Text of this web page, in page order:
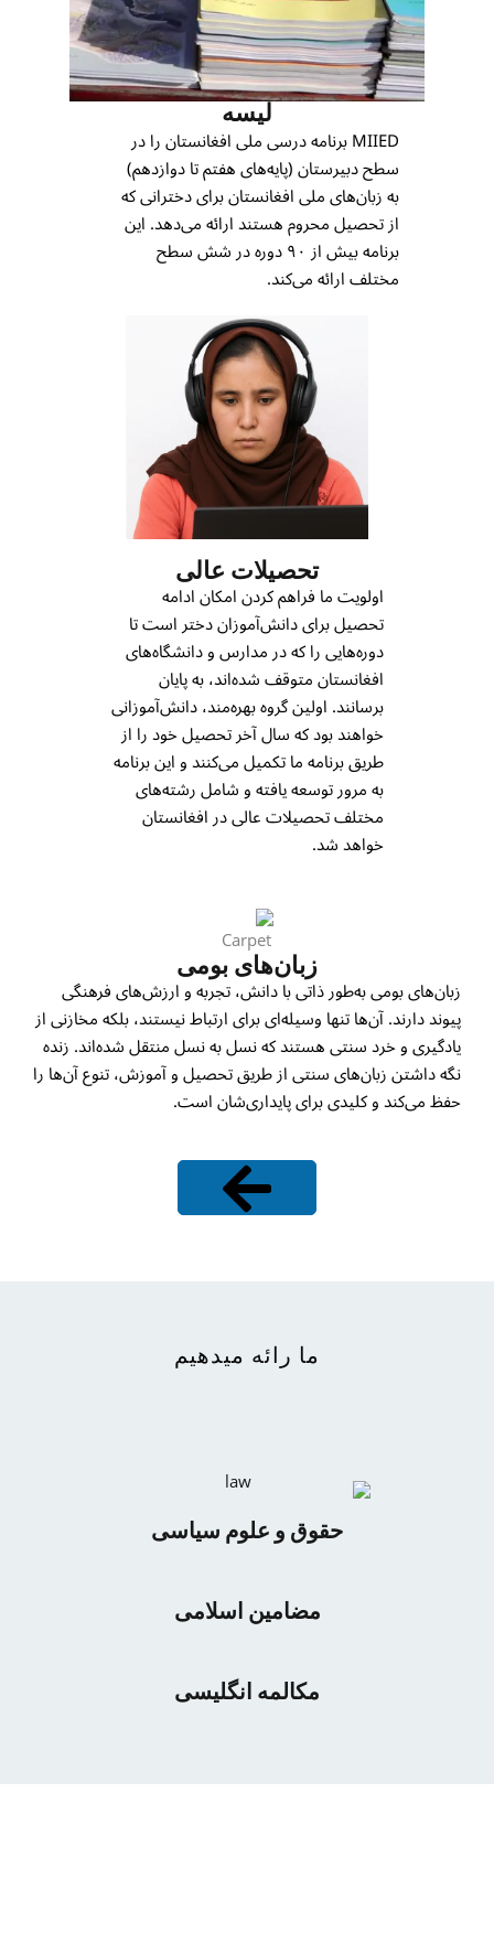
لیسه
MIIED برنامه درسی ملی افغانستان را در
سطح دبیرستان (پایه‌های هفتم تا دوازدهم)
به زبان‌های ملی افغانستان برای دخترانی که
از تحصیل محروم هستند ارائه می‌دهد. این
برنامه بیش از ۹۰ دوره در شش سطح
مختلف ارائه می‌کند.
تحصیلات عالی
اولویت ما فراهم کردن امکان ادامه
تحصیل برای دانش‌آموزان دختر است تا
دوره‌هایی را که در مدارس و دانشگاه‌های
افغانستان متوقف شده‌اند، به پایان
برسانند. اولین گروه بهره‌مند، دانش‌آموزانی
خواهند بود که سال آخر تحصیل خود را از
طریق برنامه ما تکمیل می‌کنند و این برنامه
به مرور توسعه یافته و شامل رشته‌های
مختلف تحصیلات عالی در افغانستان
خواهد شد.
زبان‌های بومی
زبان‌های بومی به‌طور ذاتی با دانش، تجربه و ارزش‌های فرهنگی
پیوند دارند. آن‌ها تنها وسیله‌ای برای ارتباط نیستند، بلکه مخازنی از
یادگیری و خرد سنتی هستند که نسل به نسل منتقل شده‌اند. زنده
نگه داشتن زبان‌های سنتی از طریق تحصیل و آموزش، تنوع آن‌ها را
حفظ می‌کند و کلیدی برای پایداری‌شان است.
ما رائه میدهیم
حقوق و علوم سیاسی
مضامین اسلامی
مکالمه انگلیسی